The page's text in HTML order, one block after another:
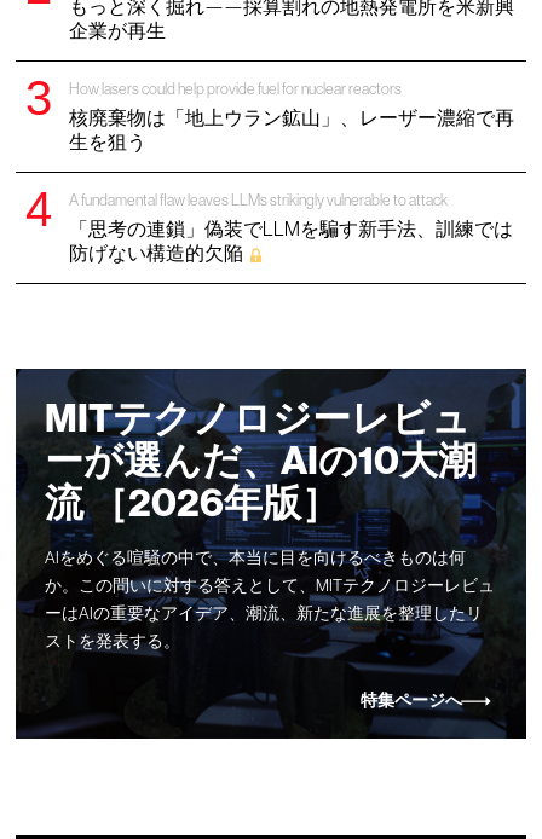
もっと深く掘れ——採算割れの地熱発電所を米新興
企業が再生
How lasers could help provide fuel for nuclear reactors
核廃棄物は「地上ウラン鉱山」、レーザー濃縮で再
生を狙う
A fundamental flaw leaves LLMs strikingly vulnerable to attack
「思考の連鎖」偽装でLLMを騙す新手法、訓練では
防げない構造的欠陥
MITテクノロジーレビュ
ーが選んだ、AIの10大潮
流 ［2026年版］
AIをめぐる喧騒の中で、本当に目を向けるべきものは何
か。この問いに対する答えとして、MITテクノロジーレビュ
ーはAIの重要なアイデア、潮流、新たな進展を整理したリ
ストを発表する。
特集ページへ